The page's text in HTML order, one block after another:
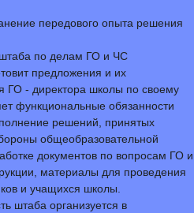
передового опыта решения
по делам ГО и ЧС
предложения и их
ГО - директора школы по своему
функциональные обязанности
решений, принятых
общеобразовательной
документов по вопросам ГО и
материалы для проведения
и учащихся школы.
штаба организуется в